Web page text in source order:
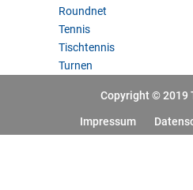
Roundnet
Tennis
Tischtennis
Turnen
Copyright © 2019
Impressum